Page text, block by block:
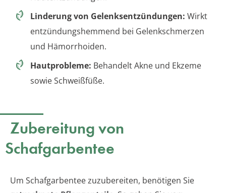
Linderung von Gelenksentzündungen: Wirkt
entzündungshemmend bei Gelenkschmerzen
und Hämorrhoiden.
Hautprobleme: Behandelt Akne und Ekzeme
sowie Schweißfüße.
Zubereitung von
Schafgarbentee
Um Schafgarbentee zuzubereiten, benötigen Sie